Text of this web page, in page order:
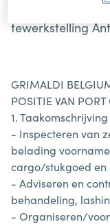
de haven van
tewerkstelling
GRIMALDI
POSITIE VAN
1. Taakomschrijving
- Inspecteren van
belading
cargo/stukgoed
- Adviseren en
behandeling,
- Organiseren/